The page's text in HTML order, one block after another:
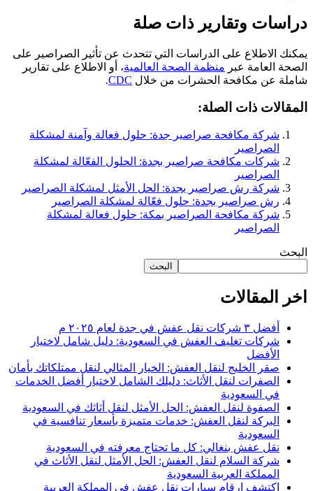
دراسات وتقارير ذات صلة
يمكنك الاطلاع على الدراسات التي تتحدث عن تأثير الصراصير على
الصحة العامة عبر منظمة الصحة العالمية، أو الاطلاع على تقارير
شاملة عن مكافحة الحشرات من خلال CDC
.
المقالات ذات الصلة:
شركة مكافحة صراصير جدة: حلول فعالة وآمنة لمشكلة
الصراصير
شركات مكافحة صراصير بجدة: الحلول الفعّالة لمشكلة
الصراصير
شركة رش صراصير بجدة: الحل الأمثل لمشكلة الصراصير
رش صراصير بجدة: حلول فعّالة لمشكلة الصراصير
شركة مكافحة الصراصير بمكة: حلول فعالة لمشكلة
الصراصير
البحث
البحث
اخر المقالات
أفضل ٣ شركات نقل عفش في جدة لعام ٢٠٢٥ م
شركات تغليف العفش في السعودية: دليل شامل لاختيار
الأفضل
صقر الخليج لنقل العفش: الخيار المثالي لنقل ممتلكاتك بأمان
الصفرات لنقل الأثاث: دليلك الشامل لاختيار أفضل الخدمات
في السعودية
الصفوة لنقل العفش: الحل الأمثل لنقل أثاثك في السعودية
البركة لنقل العفش: خدمات متميزة بأسعار تنافسية في
السعودية
نقل عفش بنغالي: كل ما تحتاج معرفته في السعودية
شركة السلام لنقل العفش: الحل الأمثل لنقل الأثاث في
المملكة العربية السعودية
اكتشف ارقام سيارات نقل عفش في المملكة العربية